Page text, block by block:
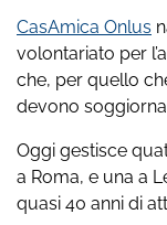
CasAmica Onlus
volontariato per
che, per quello
devono
Oggi gestisce
a Roma, e una a
quasi 40 anni di